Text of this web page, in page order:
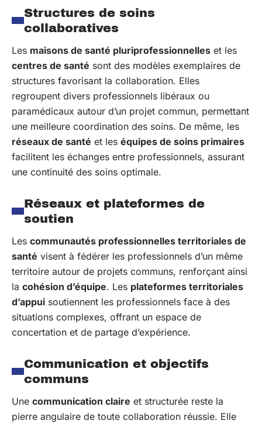
Structures de soins
collaboratives
Les maisons de santé pluriprofessionnelles et les
centres de santé sont des modèles exemplaires de
structures favorisant la collaboration. Elles
regroupent divers professionnels libéraux ou
paramédicaux autour d’un projet commun, permettant
une meilleure coordination des soins. De même, les
réseaux de santé et les équipes de soins primaires
facilitent les échanges entre professionnels, assurant
une continuité des soins optimale.
Réseaux et plateformes de
soutien
Les communautés professionnelles territoriales de
santé visent à fédérer les professionnels d’un même
territoire autour de projets communs, renforçant ainsi
la cohésion d’équipe. Les plateformes territoriales
d’appui soutiennent les professionnels face à des
situations complexes, offrant un espace de
concertation et de partage d’expérience.
Communication et objectifs
communs
Une communication claire et structurée reste la
pierre angulaire de toute collaboration réussie. Elle